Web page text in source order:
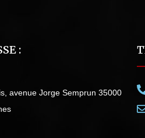
:
avenue Jorge Semprun 35000